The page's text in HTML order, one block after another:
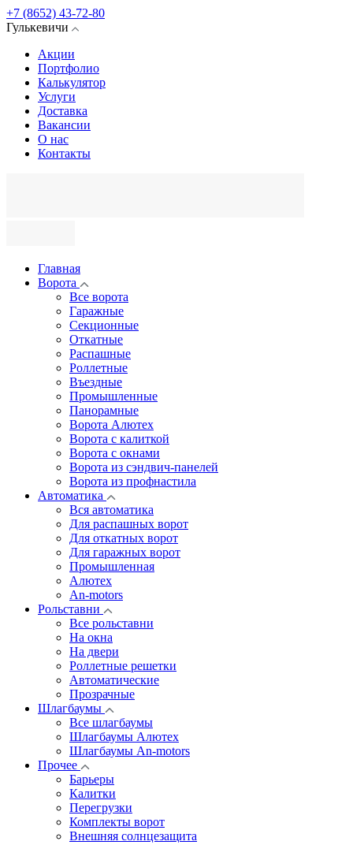
+7 (8652) 43-72-80
Гулькевичи
Акции
Портфолио
Калькулятор
Услуги
Доставка
Вакансии
О нас
Контакты
Главная
Ворота
Все ворота
Гаражные
Секционные
Откатные
Распашные
Роллетные
Въездные
Промышленные
Панорамные
Ворота Алютех
Ворота с калиткой
Ворота c окнами
Ворота из сэндвич-панелей
Ворота из профнастила
Автоматика
Вся автоматика
Для распашных ворот
Для откатных ворот
Для гаражных ворот
Промышленная
Алютех
An-motors
Рольставни
Все рольставни
На окна
На двери
Роллетные решетки
Автоматические
Прозрачные
Шлагбаумы
Все шлагбаумы
Шлагбаумы Алютех
Шлагбаумы An-motors
Прочее
Барьеры
Калитки
Перегрузки
Комплекты ворот
Внешняя солнцезащита